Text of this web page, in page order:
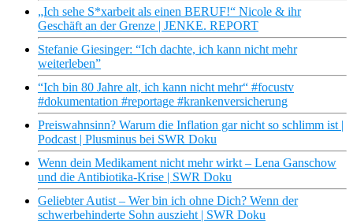
„Ich sehe S*xarbeit als einen BERUF!“ Nicole & ihr
Geschäft an der Grenze | JENKE. REPORT
Stefanie Giesinger: “Ich dachte, ich kann nicht mehr
weiterleben”
“Ich bin 80 Jahre alt, ich kann nicht mehr“ #focustv
#dokumentation #reportage #krankenversicherung
Preiswahnsinn? Warum die Inflation gar nicht so schlimm ist |
Podcast | Plusminus bei SWR Doku
Wenn dein Medikament nicht mehr wirkt – Lena Ganschow
und die Antibiotika-Krise | SWR Doku
Geliebter Autist – Wer bin ich ohne Dich? Wenn der
schwerbehinderte Sohn auszieht | SWR Doku